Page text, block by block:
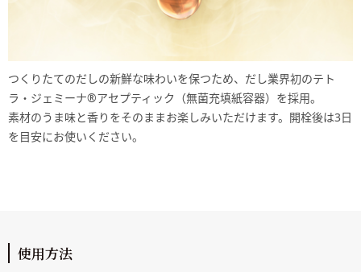
つくりたてのだしの新鮮な味わいを保つため、だし業界初のテト
ラ・ジェミーナ®アセプティック（無菌充填紙容器）を採用。
素材のうま味と香りをそのままお楽しみいただけます。開栓後は3日
を目安にお使いください。
使用方法